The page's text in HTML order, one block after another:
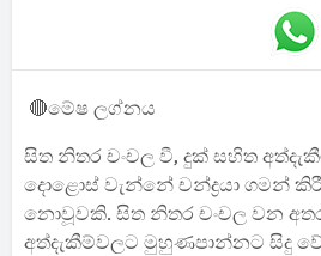
🔴මේෂ ලග්නය
සිත නිතර චංචල වී, දුක් සහිත
දොළොස් වැන්නේ චන්ද්‍රයා ගමන්
නොවූවකි. සිත නිතර චංචල වන
අත්දැකීම්වලට මුහුණපාන්නට සිදු